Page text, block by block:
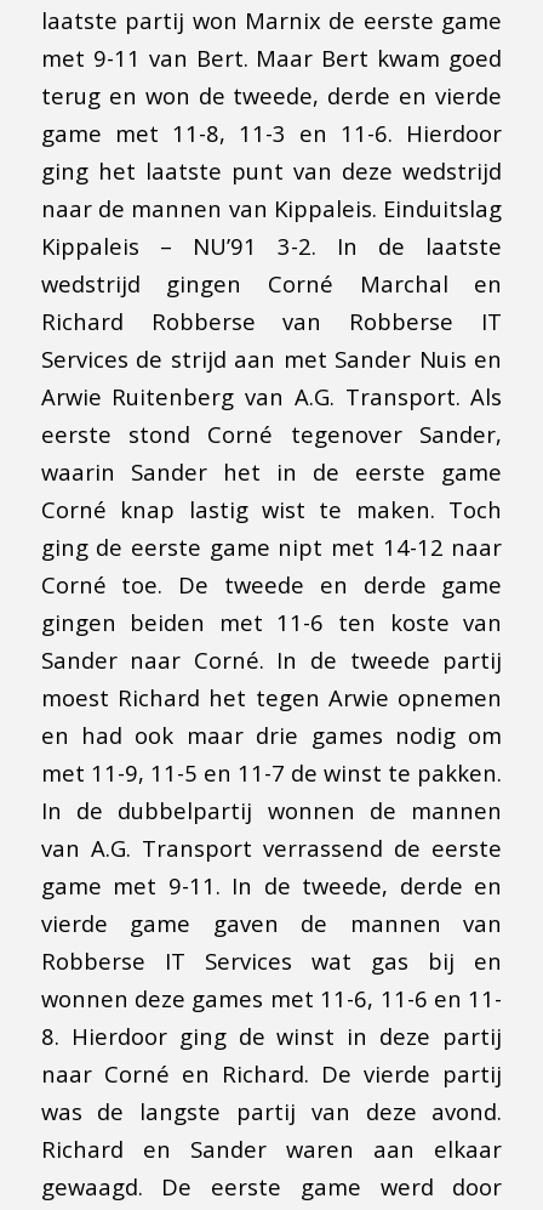
laatste partij won Marnix de eerste game
met 9-11 van Bert. Maar Bert kwam goed
terug en won de tweede, derde en vierde
game met 11-8, 11-3 en 11-6. Hierdoor
ging het laatste punt van deze wedstrijd
naar de mannen van Kippaleis. Einduitslag
Kippaleis – NU’91 3-2. In de laatste
wedstrijd gingen Corné Marchal en
Richard Robberse van Robberse IT
Services de strijd aan met Sander Nuis en
Arwie Ruitenberg van A.G. Transport. Als
eerste stond Corné tegenover Sander,
waarin Sander het in de eerste game
Corné knap lastig wist te maken. Toch
ging de eerste game nipt met 14-12 naar
Corné toe. De tweede en derde game
gingen beiden met 11-6 ten koste van
Sander naar Corné. In de tweede partij
moest Richard het tegen Arwie opnemen
en had ook maar drie games nodig om
met 11-9, 11-5 en 11-7 de winst te pakken.
In de dubbelpartij wonnen de mannen
van A.G. Transport verrassend de eerste
game met 9-11. In de tweede, derde en
vierde game gaven de mannen van
Robberse IT Services wat gas bij en
wonnen deze games met 11-6, 11-6 en 11-
8. Hierdoor ging de winst in deze partij
naar Corné en Richard. De vierde partij
was de langste partij van deze avond.
Richard en Sander waren aan elkaar
gewaagd. De eerste game werd door